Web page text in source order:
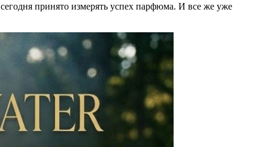
принято измерять успех парфюма. И все же уже